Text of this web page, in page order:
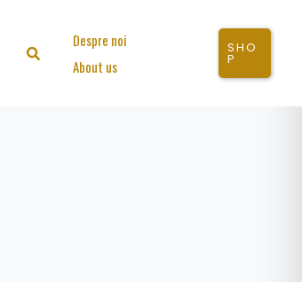
Search
Despre noi
About us
SHO
P